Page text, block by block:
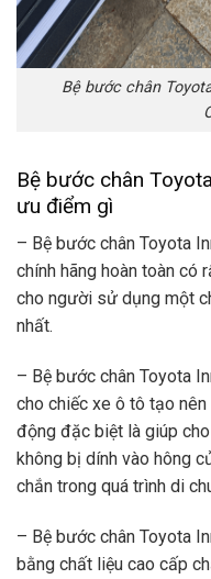
Bệ bước chân
Bệ bước chân
ưu điểm gì
– Bệ bước chân Toyota
chính hãng hoàn toàn có
cho người sử dụng một
nhất.
– Bệ bước chân Toyota
cho chiếc xe ô tô tạo
động đặc biệt là giúp
không bị dính vào hông
chắn trong quá trình di
– Bệ bước chân Toyota
bằng chất liệu cao cấp